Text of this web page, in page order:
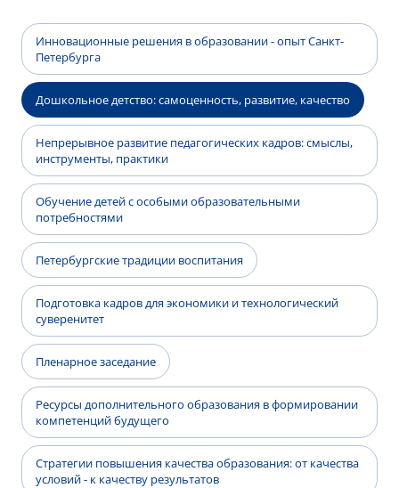
Инновационные решения в образовании - опыт Санкт-
Петербурга
Дошкольное детство: самоценность, развитие, качество
Непрерывное развитие педагогических кадров: смыслы,
инструменты, практики
Обучение детей с особыми образовательными
потребностями
Петербургские традиции воспитания
Подготовка кадров для экономики и технологический
суверенитет
Пленарное заседание
Ресурсы дополнительного образования в формировании
компетенций будущего
Стратегии повышения качества образования: от качества
условий - к качеству результатов